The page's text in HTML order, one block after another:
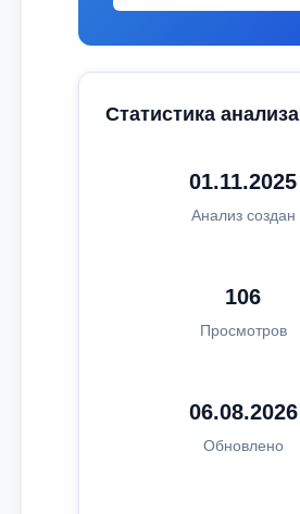
Статистика анализа
01.11.2025
Анализ создан
106
Просмотров
06.08.2026
Обновлено